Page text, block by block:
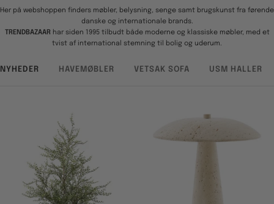
Her på webshoppen finders møbler, belysning, senge samt brugskunst fra førende
danske og internationale brands.
TRENDBAZAAR har siden 1995 tilbudt både moderne og klassiske møbler, med et
tvist af international stemning til bolig og uderum.
NYHEDER HAVEMØBLER VETSAK SOFA USM HALLER